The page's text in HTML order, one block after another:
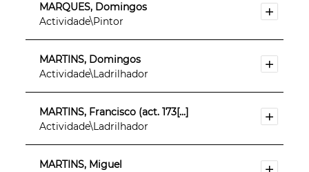
MARQUES, Domingos
Actividade\Pintor
MARTINS, Domingos
Actividade\Ladrilhador
MARTINS, Francisco (act. 173[...]
Actividade\Ladrilhador
MARTINS, Miguel